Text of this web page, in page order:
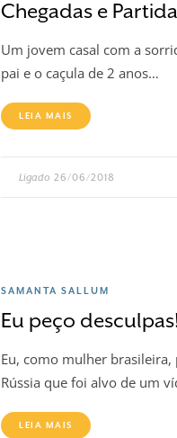
Chegadas e
Um jovem casal com a
pai e o caçula de 2 anos…
LEIA MAIS
Ligado 26/06/2018
SAMANTA SALLUM
Eu peço
Eu, como mulher
Rússia que foi alvo de um
LEIA MAIS